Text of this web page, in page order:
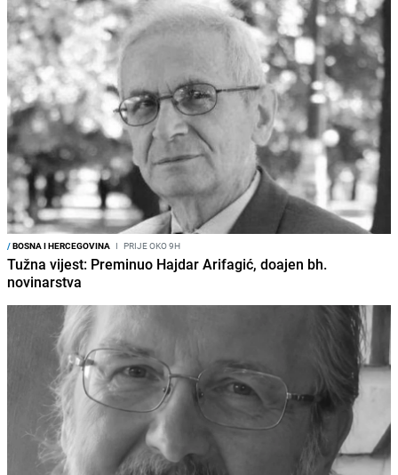
/BOSNA I HERCEGOVINA I PRIJE OKO 9H
Tužna vijest: Preminuo Hajdar Arifagić, doajen bh.
novinarstva